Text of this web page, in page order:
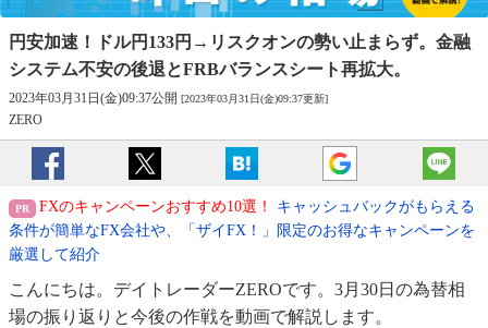
円安加速！ドル円133円→リスクオンの勢い止まらず。 金融
システム不安の後退とFRBバランスシート再拡大。
2023年03月31日(金)09:37公開 [2023年03月31日(金)09:37更新]
ZERO
FXのキャンペーンおすすめ10選！
キャッシュバックがもらえる
条件が簡単なFX会社や、「ザイFX！」限定のお得なキャンペーンを
厳選して紹介
こんにちは。デイトレーダーZEROです。3月30日の為替相
場の振り返りと今後の作戦を動画で解説します。